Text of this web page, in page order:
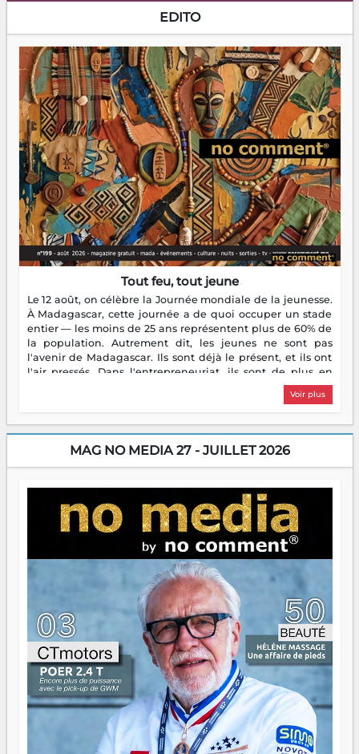
EDITO
Tout feu, tout jeune
Le 12 août, on célèbre la Journée mondiale de la jeunesse.
À Madagascar, cette journée a de quoi occuper un stade
entier — les moins de 25 ans représentent plus de 60% de
la population. Autrement dit, les jeunes ne sont pas
l'avenir de Madagascar. Ils sont déjà le présent, et ils ont
l'air pressés. Dans l'entrepreneuriat, ils sont de plus en
plus nombreux à se lancer, à créer, à risquer — souvent
sans filet, souvent sans aide, mais toujours avec cette
dorment vraiment la nuit. En culture, les nouvelles sont
encore meilleures. Aina Rasamoelina vient de décrocher le
Prix RFI Instrumental Afrique. Miangaly Elia rafle le Prix
jeunes qui tiennent la torche. Alors oui, on pourrait
s'arrêter là, applaudir et rentrer chez soi satisfait. Mais ce
serait passer à côté d'une chose essentielle. La fougue, ça
brûle fort — et parfois, ça brûle vite. Une flamme sans
direction peut éclairer autant qu'elle peut consumer. C'est
là que les aînés entrent en scène — pas pour reprendre le
gouvernail, mais pour montrer où sont les récifs. Les jeunes
ont la force, les vieux ont l'expérience, comme on dit. Ce
n'est pas un combat de générations — c'est une question
d'équipage. Partagez vos réussites, mais aussi vos échecs.
Surtout vos échecs, d'ailleurs — ils enseignent mieux que
n'importe quel manuel. À Madagascar, la barque avance.
Il faut juste s'assurer que tout le monde rame dans le
même sens.
Voir plus
MAG NO MEDIA 27 - JUILLET 2026